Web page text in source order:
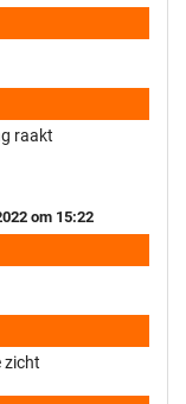
raakt
om 15:22
zicht